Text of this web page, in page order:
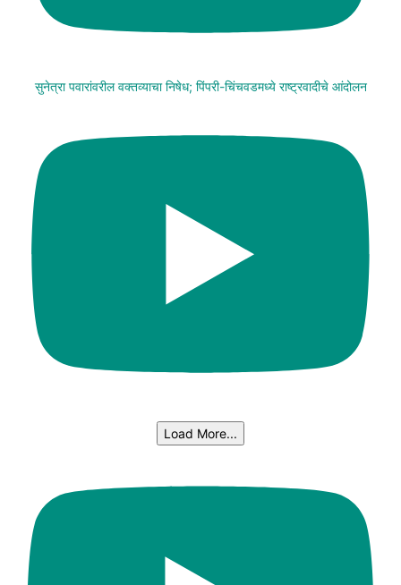
सुनेत्रा पवारांवरील वक्तव्याचा निषेध; पिंपरी-चिंचवडमध्ये राष्ट्रवादीचे आंदोलन
Load More...